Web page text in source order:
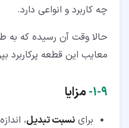
چه کاربرد و انواعی دارد.
حالا وقت آن رسیده که به
معایب این قطعه پرکاربرد
۹‏-‏۱‏- مزایا
برای نسبت تبدیل،